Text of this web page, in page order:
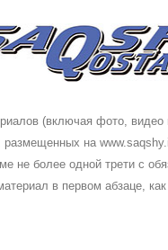
(включая фото, видео
на
не более одной трети с
в первом абзаце, как